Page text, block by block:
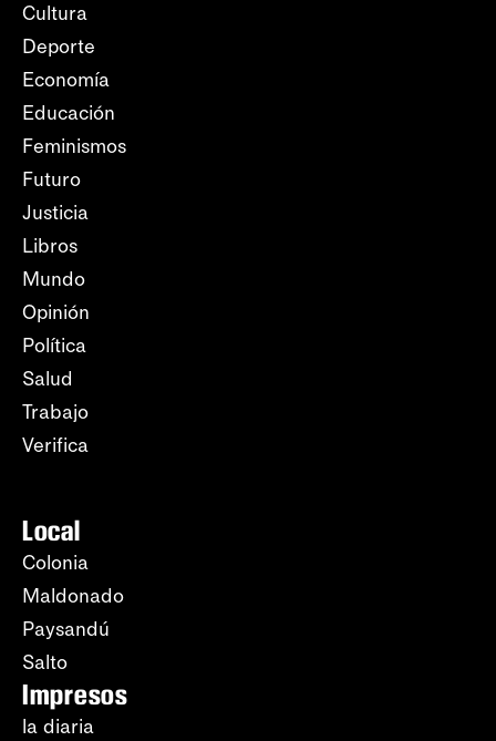
Cultura
Deporte
Economía
Educación
Feminismos
Futuro
Justicia
Libros
Mundo
Opinión
Política
Salud
Trabajo
Verifica
Local
Colonia
Maldonado
Paysandú
Salto
Impresos
la diaria